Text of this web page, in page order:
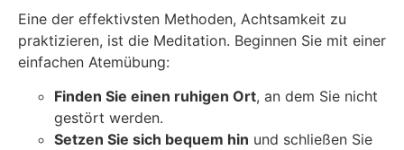
Eine der effektivsten Methoden, Achtsamkeit zu
praktizieren, ist die Meditation. Beginnen Sie mit einer
einfachen Atemübung:
Finden Sie einen ruhigen Ort, an dem Sie nicht
gestört werden.
Setzen Sie sich bequem hin und schließen Sie